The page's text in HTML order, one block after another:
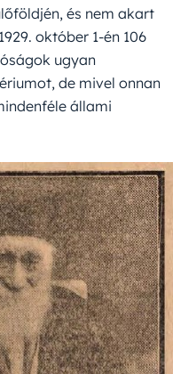
és nem akart
október 1-én 106
ugyan
de mivel onnan
állami